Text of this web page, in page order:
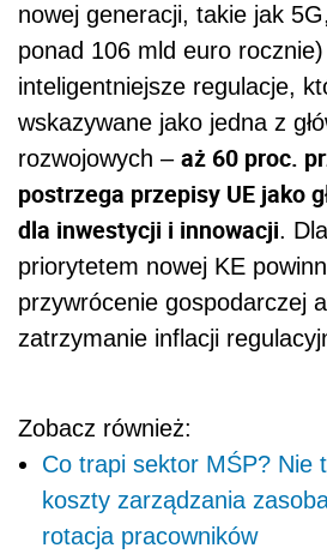
nowej generacji, takie jak
ponad 106 mld euro
inteligentniejsze regulacje,
wskazywane jako jedna z
rozwojowych – aż 60 proc.
postrzega przepisy UE jako
dla inwestycji i innowacji.
priorytetem nowej KE
przywrócenie gospodarczej
zatrzymanie inflacji
Zobacz również:
Co trapi sektor MŚP? Nie
koszty zarządzania
rotacja pracowników